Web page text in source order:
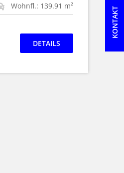
KONTAKT
Wohnfl.: 139.91 m²
DETAILS